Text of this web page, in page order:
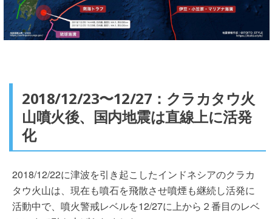
2018/12/23〜12/27：クラカタウ火
山噴火後、国内地震は直線上に活発
化
2018/12/22に津波を引き起こしたインドネシアのクラカ
タウ火山は、現在も噴石を飛散させ噴煙も継続し活発に
活動中で、噴火警戒レベルを12/27に上から２番目のレベ